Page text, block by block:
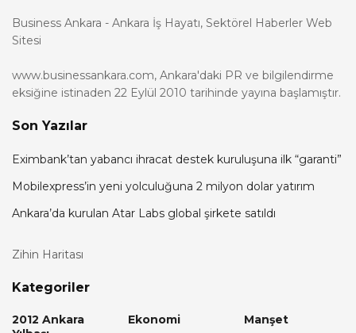
Business Ankara - Ankara İş Hayatı, Sektörel Haberler Web
Sitesi
www.businessankara.com, Ankara'daki PR ve bilgilendirme
eksiğine istinaden 22 Eylül 2010 tarihinde yayına başlamıştır.
Son Yazılar
Eximbank’tan yabancı ihracat destek kuruluşuna ilk “garanti”
Mobilexpress’in yeni yolculuğuna 2 milyon dolar yatırım
Ankara’da kurulan Atar Labs global şirkete satıldı
Zihin Haritası
Kategoriler
2012 Ankara
Ekonomi Manşet